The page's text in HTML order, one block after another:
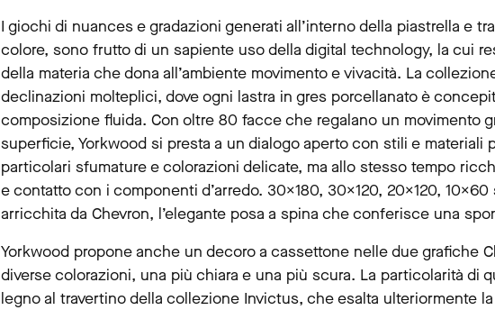
I giochi di nuances e gradazioni generati all’interno della piastrella e
colore, sono frutto di un sapiente uso della digital technology, la cui
della materia che dona all’ambiente movimento e vivacità. La
declinazioni molteplici, dove ogni lastra in gres porcellanato è
composizione fluida. Con oltre 80 facce che regalano un movimento
superficie, Yorkwood si presta a un dialogo aperto con stili e materiali
particolari sfumature e colorazioni delicate, ma allo stesso tempo
e contatto con i componenti d’arredo. 30×180, 30×120, 20×120,
arricchita da Chevron, l’elegante posa a spina che conferisce una
Yorkwood propone anche un decoro a cassettone nelle due grafiche
diverse colorazioni, una più chiara e una più scura. La particolarità di
legno al travertino della collezione Invictus, che esalta ulteriormente